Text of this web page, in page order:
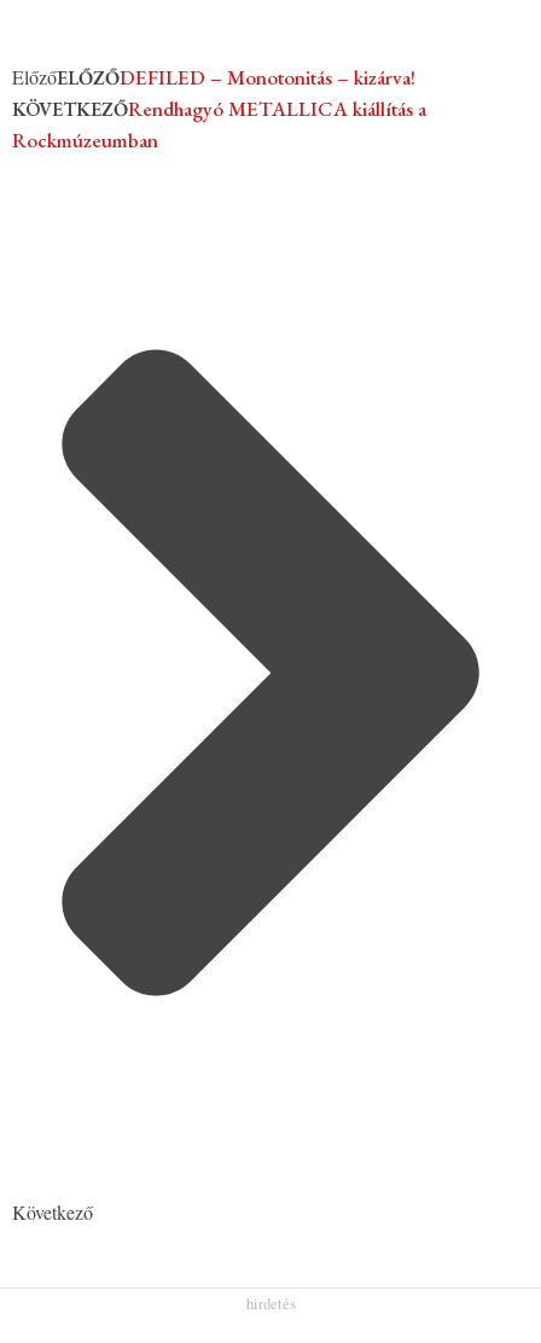
ElőzőELŐZŐDEFILED – Monotonitás – kizárva!
KÖVETKEZŐRendhagyó METALLICA kiállítás a
Rockmúzeumban
Következő